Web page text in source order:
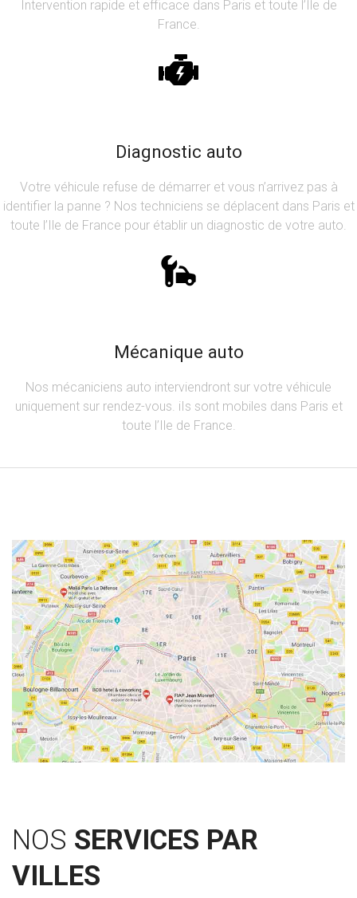
Intervention rapide et efficace dans Paris et toute l’Ile de
France.
Diagnostic auto
Votre véhicule refuse de démarrer et vous n’arrivez pas à
identifier la panne ? Nos techniciens se déplacent dans Paris et
toute l’Ile de France pour établir un diagnostic de votre auto.
Mécanique auto
Nos mécaniciens auto interviendront sur votre véhicule
uniquement sur rendez-vous. iIs sont mobiles dans Paris et
toute l’Ile de France.
NOS SERVICES PAR
VILLES